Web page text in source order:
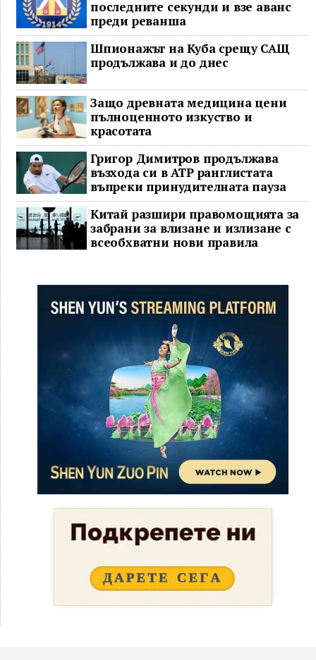
последните секунди и взе аванс
преди реванша
Шпионажът на Куба срещу САЩ
продължава и до днес
Защо древната медицина цени
пълноценното изкуство и
красотата
Григор Димитров продължава
възхода си в ATP ранглистата
въпреки принудителната пауза
Китай разшири правомощията за
забрани за влизане и излизане с
всеобхватни нови правила